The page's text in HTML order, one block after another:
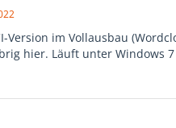
Version im Vollausbau
hier. Läuft unter Windows